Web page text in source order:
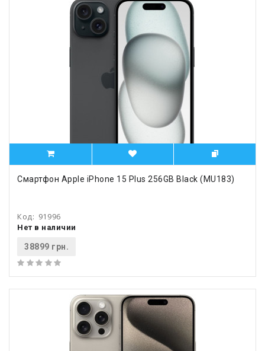
Смартфон Apple iPhone 15 Plus 256GB Black (MU183)
Код: 91996
Нет в наличии
38899 грн.